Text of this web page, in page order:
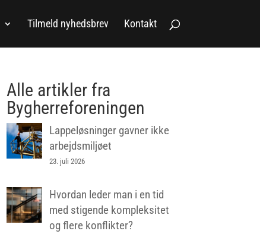
Tilmeld nyhedsbrev Kontakt
Alle artikler fra
Bygherreforeningen
Lappeløsninger gavner ikke
arbejdsmiljøet
23. juli 2026
Hvordan leder man i en tid
med stigende kompleksitet
og flere konflikter?